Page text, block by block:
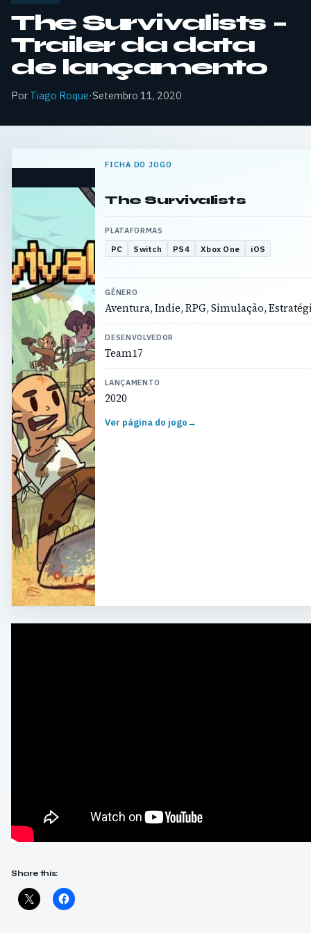
The Survivalists –
Trailer da data
de lançamento
Por Tiago Roque·Setembro 11, 2020
FICHA DO JOGO
The Survivalists
PLATAFORMAS
PC Switch PS4 Xbox One iOS
GÉNERO
Aventura, Indie, RPG, Simulação,
DESENVOLVEDOR
Team17
LANÇAMENTO
2020
Ver página do jogo→
Share this: